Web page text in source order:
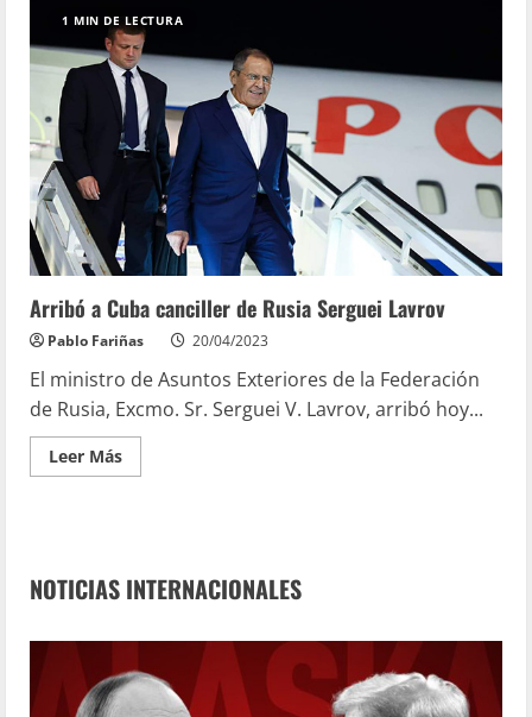
1 MIN DE LECTURA
Arribó a Cuba canciller de Rusia Serguei Lavrov
Pablo Fariñas 20/04/2023
El ministro de Asuntos Exteriores de la Federación
de Rusia, Excmo. Sr. Serguei V. Lavrov, arribó hoy...
Leer Más
NOTICIAS INTERNACIONALES